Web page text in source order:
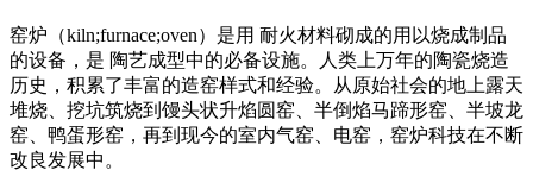
窑炉（kiln;furnace;oven）是用 耐火材料砌成的用以烧成制品
的设备，是 陶艺成型中的必备设施。人类上万年的陶瓷烧造
历史，积累了丰富的造窑样式和经验。从原始社会的地上露天
堆烧、挖坑筑烧到馒头状升焰圆窑、半倒焰马蹄形窑、半坡龙
窑、鸭蛋形窑，再到现今的室内气窑、电窑，窑炉科技在不断
改良发展中。